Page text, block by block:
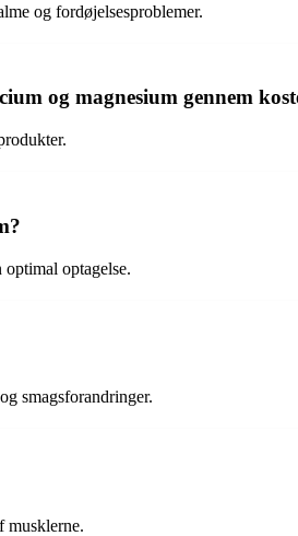
og fordøjelsesproblemer.
og magnesium gennem
optagelse.
smagsforandringer.
musklerne.